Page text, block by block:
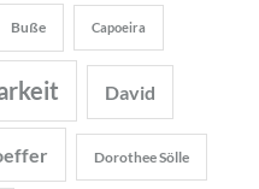
Buße Capoeira
David
Dorothee Sölle